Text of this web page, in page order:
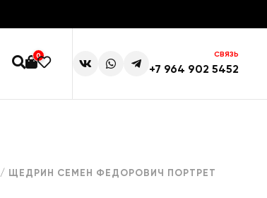
0 СВЯЗЬ
+7 964 902 5452
/ ЩЕДРИН СЕМЕН ФЕДОРОВИЧ ПОРТРЕТ